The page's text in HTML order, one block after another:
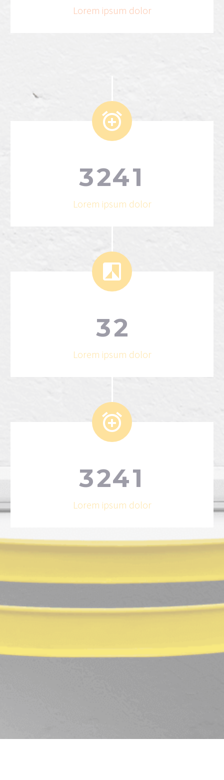
Lorem ipsum dolor


3241
Lorem ipsum dolor


32
Lorem ipsum dolor


3241
Lorem ipsum dolor